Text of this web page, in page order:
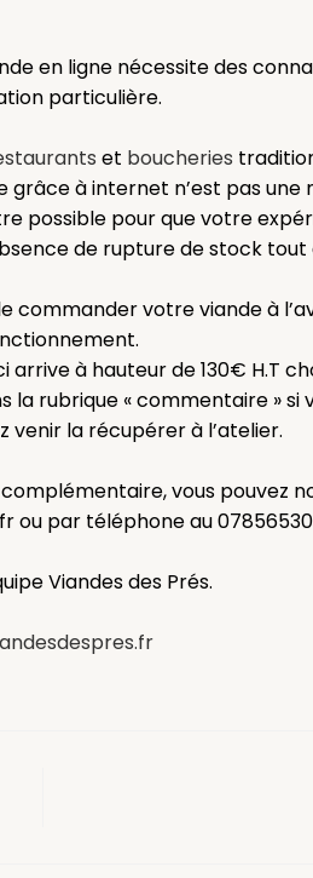
en ligne nécessite des
particulière.⁠
et boucheries
à internet n’est pas une
possible pour que votre
de rupture de stock tout
commander votre viande à
à hauteur de 130€ H.T
la rubrique « commentaire » si
venir la récupérer à l’atelier.⁠
vous pouvez
ou par téléphone au
Viandes des Prés.⁠